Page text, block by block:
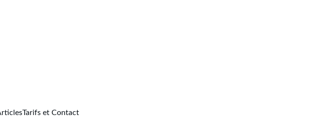
Tarifs et Contact